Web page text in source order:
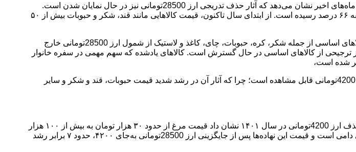
اما جدای از یادآوری تبعات حذف ارز 4200تومانی، رشد سرسام‌آور قیمت حبوبات و اقلام اساسی در ماه‌های اخیر نشان می‌دهد که آثار حذف تدریجی ارز 28500تومانی نیز در حال نمایان شدن است.
طبق گزارش مرکز آمار، نرخ تورم سالانه گروه سبزیجات و حبوبات در تیرماه ۱۴۰۴ به رکورد بی‌سابقه ۶۶ درصد رسیده است. از ابتدای سال تاکنون، قیمت کالاهایی مانند قند، شکر و حبوبات بیش از ۵۰
بر اساس مصوبه دولت در ۱۲ اردیبهشت ۱۴۰۳ به‌استناد بند «الف» تبصره ۱۴ قانون بودجه، برخی کالاهای اساسی از جمله شکر، کره، حبوبات، چای، کاغذ و لاستیک از شمول ارز 28500تومانی خارج
اردیبهشت ۱۴۰۲ نشان می‌دهد که دامنه حذف ارز ترجیحی از کالاهای اساسی در حال گسترش است. کالاهای یادشده که سهم مهمی در سفره خانوار
شده است،
به این ترتیب، تبعات حذف تدریجی ارز ترجیحی 28500تومانی امروز بدون نیاز به مقایسه با تجربه ارز 4200تومانی قابل مشاهده است؛ چرا که آثار آن در رشد شدید قیمت حبوبات، قند و شکر و سایر
در بخش دیگری از این موضوع، اصابت ارز ترجیحی به زنجیره تولید مرغ نیز محل بحث است. تجربه حذف ارز 4200تومانی در سال ۱۴۰۱ نشان داد قیمت مرغ از حدود ۳۰ هزار تومان به بیش از ۱۰۰ هزار
تومان افزایش یافت، این در حالی است که بیش از ۷۰ درصد هزینه تمام‌شده مرغ مربوط به نهاده‌های دامی است و قیمت این نهاده‌ها پس از جایگزینی ارز 28500تومانی به‌جای ۴۲۰۰، حدود ۷ برابر رشد